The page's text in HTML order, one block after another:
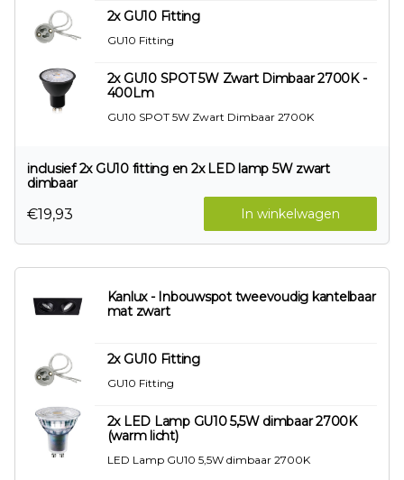
2x GU10 Fitting
GU10 Fitting
2x GU10 SPOT 5W Zwart Dimbaar 2700K -
400Lm
GU10 SPOT 5W Zwart Dimbaar 2700K
inclusief 2x GU10 fitting en 2x LED lamp 5W zwart
dimbaar
In winkelwagen
€19,93
Kanlux - Inbouwspot tweevoudig kantelbaar
mat zwart
2x GU10 Fitting
GU10 Fitting
2x LED Lamp GU10 5,5W dimbaar 2700K
(warm licht)
LED Lamp GU10 5,5W dimbaar 2700K